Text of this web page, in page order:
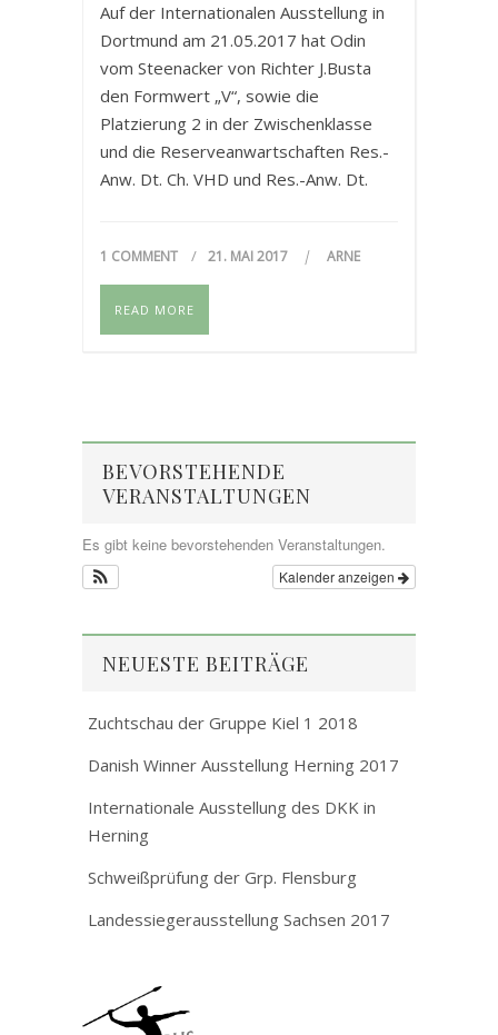
Auf der Internationalen Ausstellung in
Dortmund am 21.05.2017 hat Odin
vom Steenacker von Richter J.Busta
den Formwert „V“, sowie die
Platzierung 2 in der Zwischenklasse
und die Reserveanwartschaften Res.-
Anw. Dt. Ch. VHD und Res.-Anw. Dt.
1 COMMENT 21. MAI 2017 ARNE
READ MORE
BEVORSTEHENDE
VERANSTALTUNGEN
Es gibt keine bevorstehenden Veranstaltungen.
Kalender anzeigen
NEUESTE BEITRÄGE
Zuchtschau der Gruppe Kiel 1 2018
Danish Winner Ausstellung Herning 2017
Internationale Ausstellung des DKK in
Herning
Schweißprüfung der Grp. Flensburg
Landessiegerausstellung Sachsen 2017